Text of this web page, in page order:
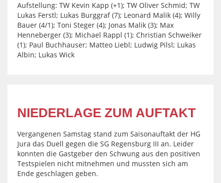
Aufstellung: TW Kevin Kapp (+1); TW Oliver Schmid; TW
Lukas Ferstl; Lukas Burggraf (7); Leonard Malik (4); Willy
Bauer (4/1); Toni Steger (4); Jonas Malik (3); Max
Henneberger (3); Michael Rappl (1); Christian Schweiker
(1); Paul Buchhauser; Matteo Liebl; Ludwig Pilsl; Lukas
Albin; Lukas Wick
NIEDERLAGE ZUM AUFTAKT
Vergangenen Samstag stand zum Saisonauftakt der HG
Jura das Duell gegen die SG Regensburg III an. Leider
konnten die Gastgeber den Schwung aus den positiven
Testspielen nicht mitnehmen und mussten sich am
Ende geschlagen geben.